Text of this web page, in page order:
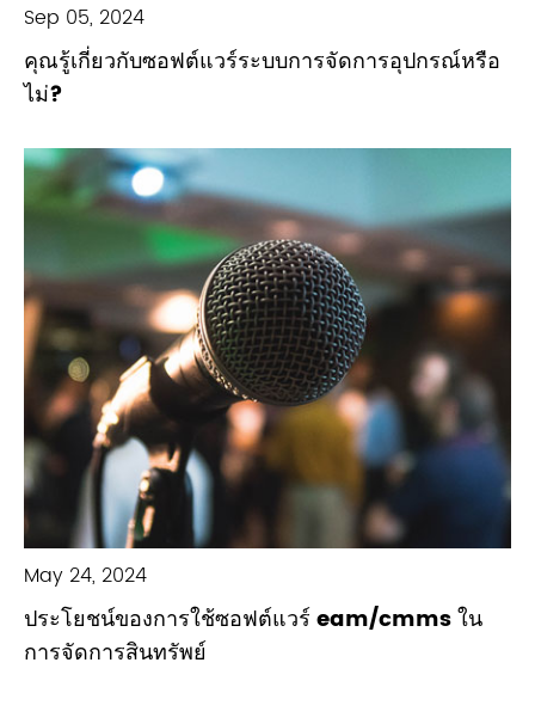
Sep 05, 2024
คุณรู้เกี่ยวกับซอฟต์แวร์ระบบการจัดการอุปกรณ์หรือ
ไม่?
May 24, 2024
ประโยชน์ของการใช้ซอฟต์แวร์ eam/cmms ใน
การจัดการสินทรัพย์